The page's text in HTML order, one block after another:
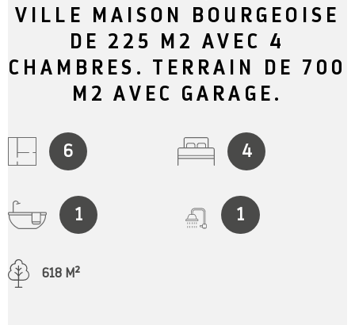
VILLE MAISON BOURGEOISE
DE 225 M2 AVEC 4
CHAMBRES. TERRAIN DE 700
M2 AVEC GARAGE.
6 4
1 1
618 M²